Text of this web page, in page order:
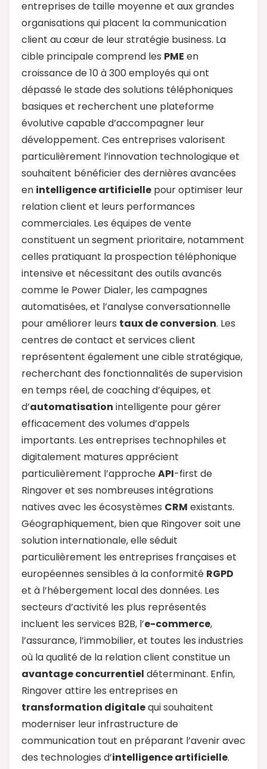
entreprises de taille moyenne et aux grandes
organisations qui placent la communication
client au cœur de leur stratégie business. La
cible principale comprend les PME en
croissance de 10 à 300 employés qui ont
dépassé le stade des solutions téléphoniques
basiques et recherchent une plateforme
évolutive capable d’accompagner leur
développement. Ces entreprises valorisent
particulièrement l’innovation technologique et
souhaitent bénéficier des dernières avancées
en intelligence artificielle pour optimiser leur
relation client et leurs performances
commerciales. Les équipes de vente
constituent un segment prioritaire, notamment
celles pratiquant la prospection téléphonique
intensive et nécessitant des outils avancés
comme le Power Dialer, les campagnes
automatisées, et l’analyse conversationnelle
pour améliorer leurs taux de conversion. Les
centres de contact et services client
représentent également une cible stratégique,
recherchant des fonctionnalités de supervision
en temps réel, de coaching d’équipes, et
d’automatisation intelligente pour gérer
efficacement des volumes d’appels
importants. Les entreprises technophiles et
digitalement matures apprécient
particulièrement l’approcheAPI-first de
Ringover et ses nombreuses intégrations
natives avec les écosystèmes CRM existants.
Géographiquement, bien que Ringover soit une
solution internationale, elle séduit
particulièrement les entreprises françaises et
européennes sensibles à la conformité RGPD
et à l’hébergement local des données. Les
secteurs d’activité les plus représentés
incluent les services B2B, l’e-commerce,
l’assurance, l’immobilier, et toutes les industries
où la qualité de la relation client constitue un
avantage concurrentiel déterminant. Enfin,
Ringover attire les entreprises en
transformation digitalequi souhaitent
moderniser leur infrastructure de
communication tout en préparant l’avenir avec
des technologies d’intelligence artificielle.